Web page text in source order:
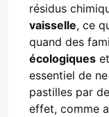
résidus
vaisselle, ce
quand des
écologiques
essentiel de
pastilles par
effet, comme